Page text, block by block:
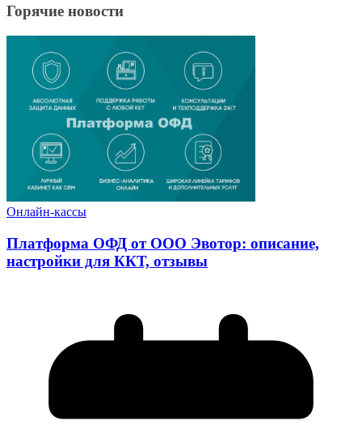
Горячие новости
Онлайн-кассы
Платформа ОФД от ООО Эвотор: описание,
настройки для ККТ, отзывы